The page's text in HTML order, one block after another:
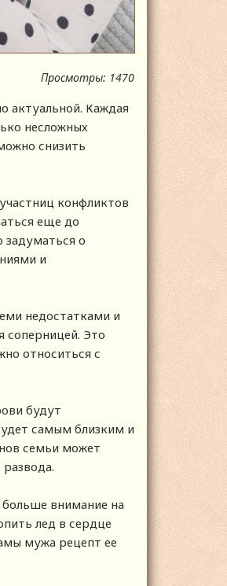
Просмотры: 1470
актуальной. Каждая
несложных
снизить
конфликтов
еще до
задуматься о
и
недостатками и
соперницей. Это
относиться с
будут
самым близким и
семьи может
внимание на
лед в сердце
мужа рецепт ее